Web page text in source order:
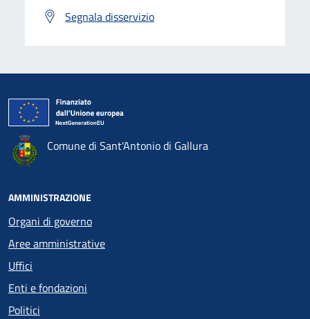
Segnala disservizio
Comune di Sant'Antonio di Gallura
AMMINISTRAZIONE
Organi di governo
Aree amministrative
Uffici
Enti e fondazioni
Politici